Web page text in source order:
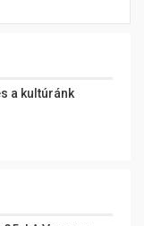
a kultúránk